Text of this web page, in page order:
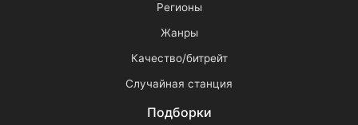
Регионы
Жанры
Качество/битрейт
Случайная станция
Подборки